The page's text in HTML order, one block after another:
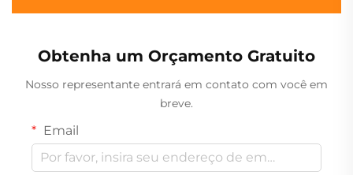
Obtenha um Orçamento Gratuito
Nosso representante entrará em contato com você em
breve.
Email